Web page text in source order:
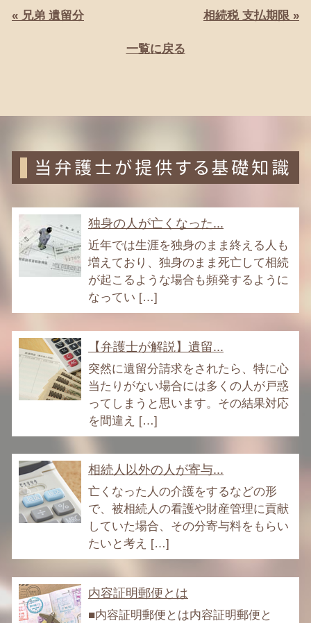
« 兄弟 遺留分 相続税 支払期限 »
一覧に戻る
当弁護士が提供する基礎知識
独身の人が亡くなった...
近年では生涯を独身のまま終える人も
増えており、独身のまま死亡して相続
が起こるような場合も頻発するように
なってい […]
【弁護士が解説】遺留...
突然に遺留分請求をされたら、特に心
当たりがない場合には多くの人が戸惑
ってしまうと思います。その結果対応
を間違え […]
相続人以外の人が寄与...
亡くなった人の介護をするなどの形
で、被相続人の看護や財産管理に貢献
していた場合、その分寄与料をもらい
たいと考え […]
内容証明郵便とは
■内容証明郵便とは内容証明郵便と